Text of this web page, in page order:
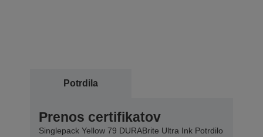
Potrdila
Prenos certifikatov
Singlepack Yellow 79 DURABrite Ultra Ink Potrdilo